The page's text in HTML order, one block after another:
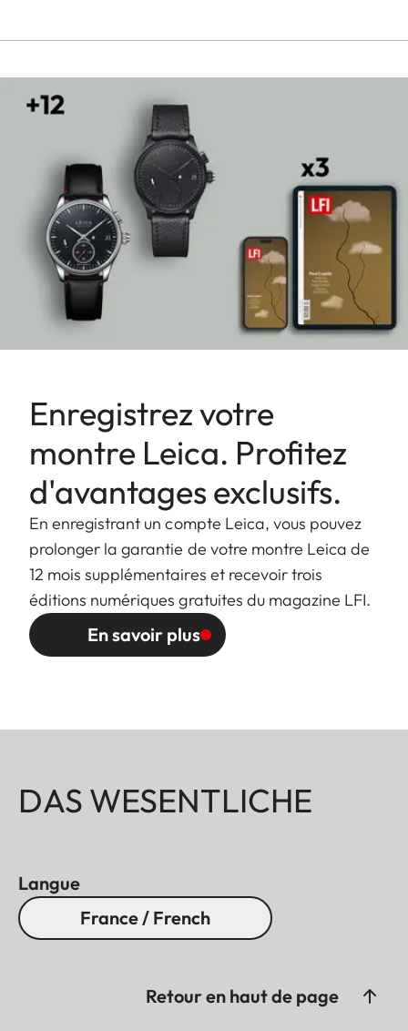
Enregistrez votre
montre Leica. Profitez
d'avantages exclusifs.
En enregistrant un compte Leica, vous pouvez
prolonger la garantie de votre montre Leica de
12 mois supplémentaires et recevoir trois
éditions numériques gratuites du magazine LFI.
En savoir plus
DAS WESENTLICHE
Langue
France / French
Retour en haut de page